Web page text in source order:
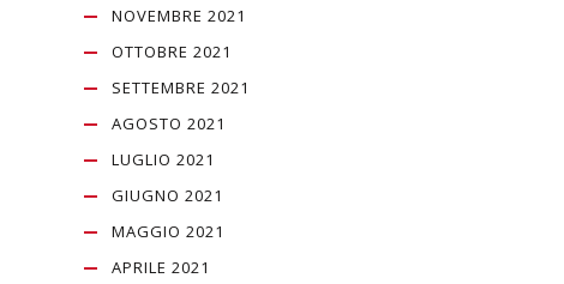
NOVEMBRE 2021
OTTOBRE 2021
SETTEMBRE 2021
AGOSTO 2021
LUGLIO 2021
GIUGNO 2021
MAGGIO 2021
APRILE 2021